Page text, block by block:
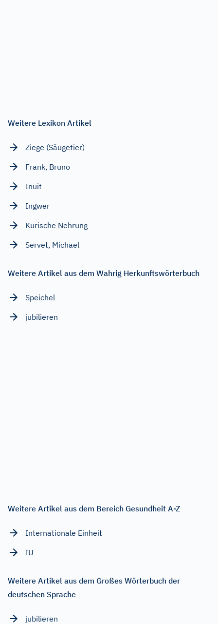
Weitere Lexikon Artikel
Ziege (Säugetier)
Frank, Bruno
Inuit
Ingwer
Kurische Nehrung
Servet, Michael
Weitere Artikel aus dem Wahrig Herkunftswörterbuch
Speichel
jubilieren
Weitere Artikel aus dem Bereich Gesundheit A-Z
Internationale Einheit
IU
Weitere Artikel aus dem Großes Wörterbuch der
deutschen Sprache
jubilieren